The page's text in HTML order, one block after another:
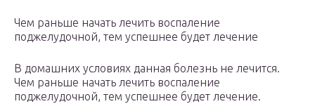
Чем раньше начать лечить воспаление
поджелудочной, тем успешнее будет лечение
В домашних условиях данная болезнь не лечится.
Чем раньше начать лечить воспаление
поджелудочной, тем успешнее будет лечение.